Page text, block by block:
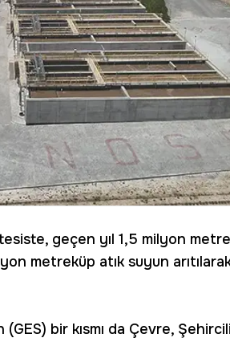
geçen yıl 1,5 milyon
metreküp atık suyun
bir kısmı da Çevre,